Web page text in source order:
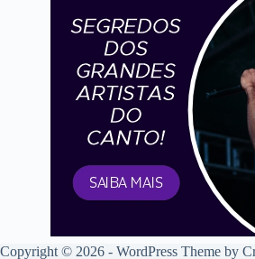
Copyright © 2026 - WordPress Theme by